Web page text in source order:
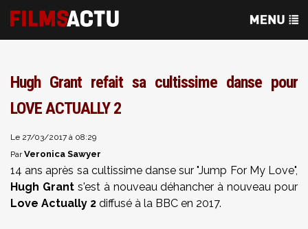
Hugh Grant refait sa cultissime danse pour
LOVE ACTUALLY 2
Le 27/03/2017 à 08:29
ParVeronica Sawyer
14 ans après sa cultissime danse sur "Jump For My Love",
Hugh Grants'est à nouveau déhancher à nouveau pour
Love Actually 2 diffusé à la BBC en 2017.